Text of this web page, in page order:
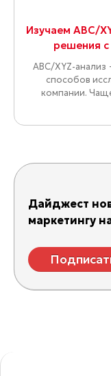
Изучаем ABC/
решения
ABC/XYZ-
способов
компании.
Дайджест
маркетингу